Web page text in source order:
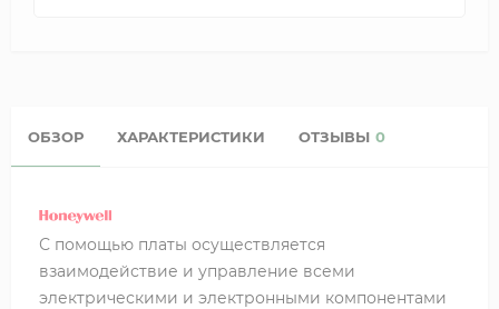
ОБЗОР ХАРАКТЕРИСТИКИ ОТЗЫВЫ 0
С помощью платы осуществляется
взаимодействие и управление всеми
электрическими и электронными компонентами